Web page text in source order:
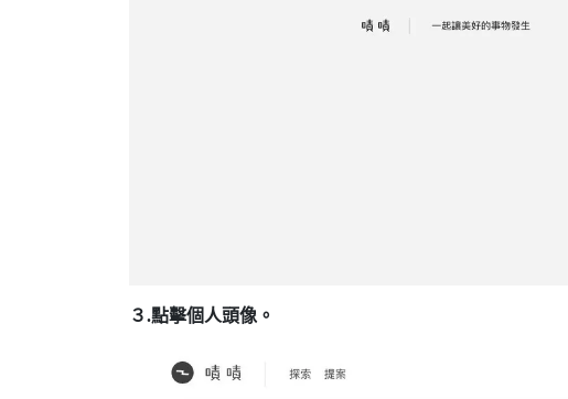
３.點擊個人頭像。